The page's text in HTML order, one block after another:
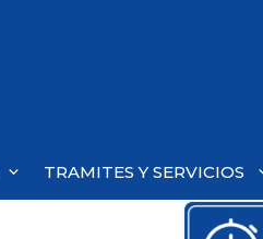
TRAMITES Y SERVICIOS